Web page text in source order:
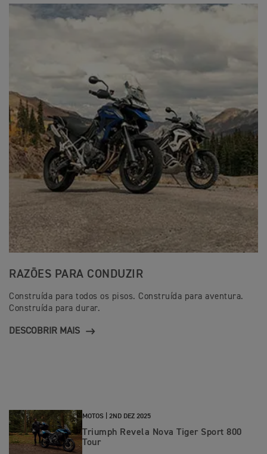
RAZÕES PARA CONDUZIR
Construída para todos os pisos. Construída para aventura.
Construída para durar.
DESCOBRIR MAIS
MOTOS | 2ND DEZ 2025
Triumph Revela Nova Tiger Sport 800
Tour